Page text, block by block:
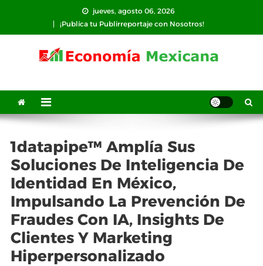
contenido
jueves, agosto 06, 2026
¡Publíca tu Publirreportaje con Nosotros!
1datapipe™ Amplía Sus
Soluciones De Inteligencia De
Identidad En México,
Impulsando La Prevención De
Fraudes Con IA, Insights De
Clientes Y Marketing
Hiperpersonalizado